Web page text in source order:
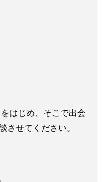
はじめ、そこで出会
させてください。